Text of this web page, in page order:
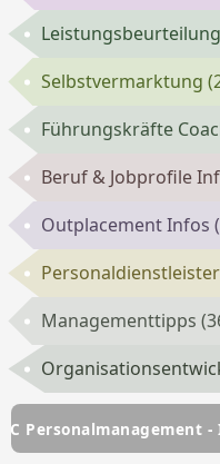
Selbstvermarktung
Führungskräfte
Beruf & Jobprofile
Outplacement Infos
Managementtipps
- Ihre